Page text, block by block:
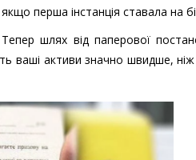
перша інстанція ставала на
шлях від паперової
ваші активи значно швидше,